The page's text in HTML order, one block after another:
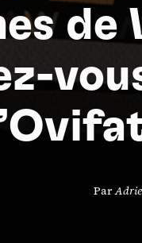
de
Par